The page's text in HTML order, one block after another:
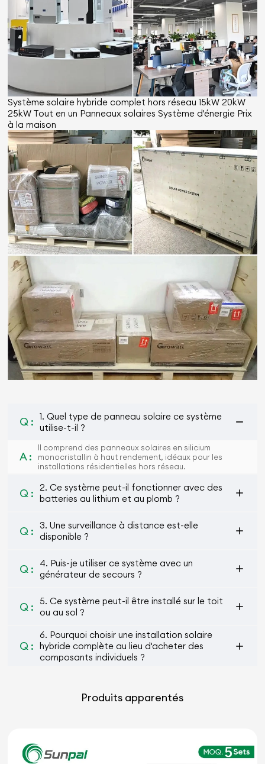
Système solaire hybride complet hors réseau 15kW 20kW
25kW Tout en un Panneaux solaires Système d'énergie Prix
à la maison
Q :
1. Quel type de panneau solaire ce système
utilise-t-il ?
A :
Il comprend des panneaux solaires en silicium
monocristallin à haut rendement, idéaux pour les
installations résidentielles hors réseau.
Q :
2. Ce système peut-il fonctionner avec des
batteries au lithium et au plomb ?
Q :
3. Une surveillance à distance est-elle
disponible ?
Q :
4. Puis-je utiliser ce système avec un
générateur de secours ?
Q :
5. Ce système peut-il être installé sur le toit
ou au sol ?
Q :
6. Pourquoi choisir une installation solaire
hybride complète au lieu d'acheter des
composants individuels ?
Produits apparentés